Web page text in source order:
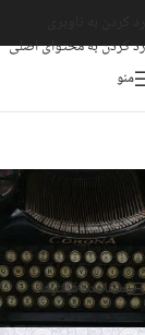
رد کردن به محتوای اصلی
منو
خانه/Products tagged “نسخه خطی”
مشاهده فیلترها